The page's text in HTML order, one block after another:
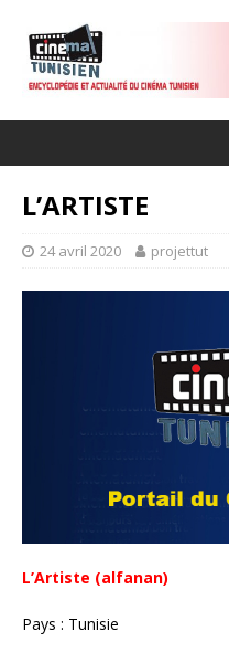
L’ARTISTE
24 avril 2020 projettut
L’Artiste (alfanan)
Pays : Tunisie